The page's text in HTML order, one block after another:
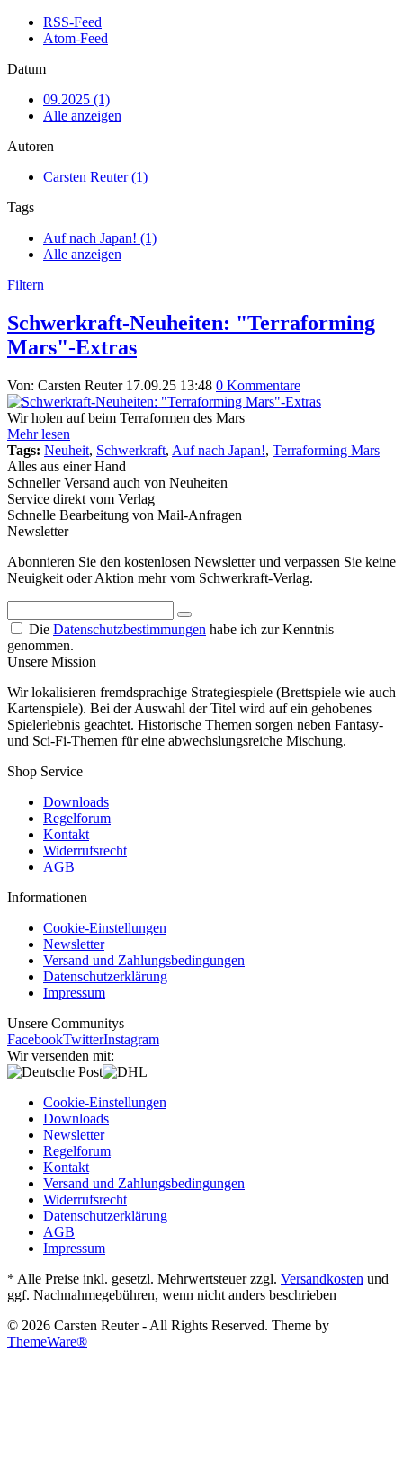
RSS-Feed
Atom-Feed
Datum
09.2025 (1)
Alle anzeigen
Autoren
Carsten Reuter (1)
Tags
Auf nach Japan! (1)
Alle anzeigen
Filtern
Schwerkraft-Neuheiten: "Terraforming
Mars"-Extras
Von: Carsten Reuter 17.09.25 13:48 0 Kommentare
Wir holen auf beim Terraformen des Mars
Mehr lesen
Tags: Neuheit, Schwerkraft, Auf nach Japan!, Terraforming Mars
Alles aus einer Hand
Schneller Versand auch von Neuheiten
Service direkt vom Verlag
Schnelle Bearbeitung von Mail-Anfragen
Newsletter
Abonnieren Sie den kostenlosen Newsletter und verpassen Sie keine
Neuigkeit oder Aktion mehr vom Schwerkraft-Verlag.
Die Datenschutzbestimmungen habe ich zur Kenntnis
genommen.
Unsere Mission
Wir lokalisieren fremdsprachige Strategiespiele (Brettspiele wie auch
Kartenspiele). Bei der Auswahl der Titel wird auf ein gehobenes
Spielerlebnis geachtet. Historische Themen sorgen neben Fantasy-
und Sci-Fi-Themen für eine abwechslungsreiche Mischung.
Shop Service
Downloads
Regelforum
Kontakt
Widerrufsrecht
AGB
Informationen
Cookie-Einstellungen
Newsletter
Versand und Zahlungsbedingungen
Datenschutzerklärung
Impressum
Unsere Communitys
FacebookTwitterInstagram
Wir versenden mit:
Cookie-Einstellungen
Downloads
Newsletter
Regelforum
Kontakt
Versand und Zahlungsbedingungen
Widerrufsrecht
Datenschutzerklärung
AGB
Impressum
* Alle Preise inkl. gesetzl. Mehrwertsteuer zzgl. Versandkosten und
ggf. Nachnahmegebühren, wenn nicht anders beschrieben
© 2026 Carsten Reuter - All Rights Reserved. Theme by
ThemeWare®